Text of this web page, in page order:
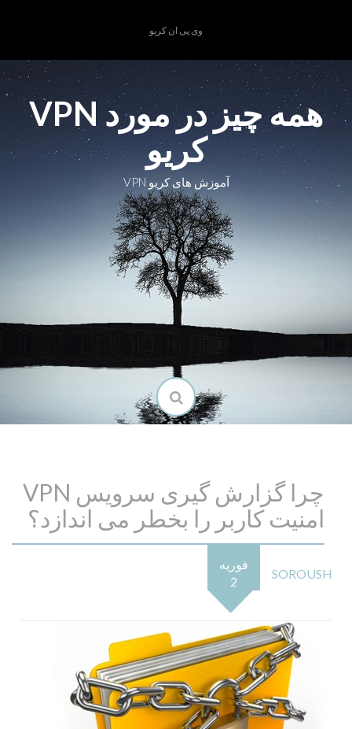
وی پی ان کریو
همه چیز در مورد VPN
کریو
آموزش های کریو VPN
چرا گزارش گیری سرویس VPN
امنیت کاربر را بخطر می اندازد؟
فوریه
2
SOROUSH